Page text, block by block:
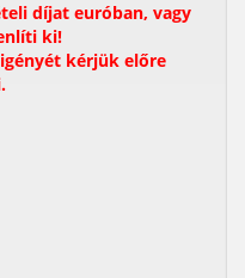
díjat euróban, vagy
ki!
kérjük előre